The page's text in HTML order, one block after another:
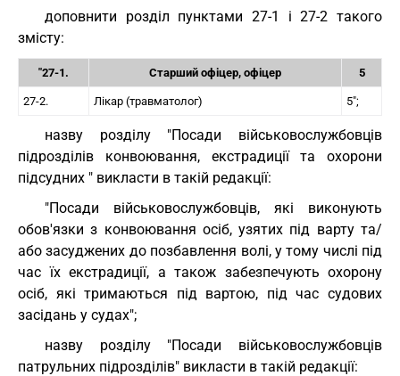
доповнити розділ пунктами 27-1 і 27-2 такого
змісту:
"27-1. Старший офіцер, офіцер 5
27-2. Лікар (травматолог) 5";
назву розділу "Посади військовослужбовців
підрозділів конвоювання, екстрадиції та охорони
підсудних " викласти в такій редакції:
"Посади військовослужбовців, які виконують
обов'язки з конвоювання осіб, узятих під варту та/
або засуджених до позбавлення волі, у тому числі під
час їх екстрадиції, а також забезпечують охорону
осіб, які тримаються під вартою, під час судових
засідань у судах";
назву розділу "Посади військовослужбовців
патрульних підрозділів" викласти в такій редакції: